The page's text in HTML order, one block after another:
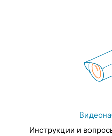
Инструкции и